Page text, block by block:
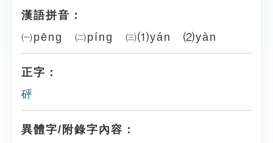
漢語拼音：
㈠pēng ㈡píng ㈢⑴yán ⑵yàn
正字：
砰
異體字/附錄字內容：